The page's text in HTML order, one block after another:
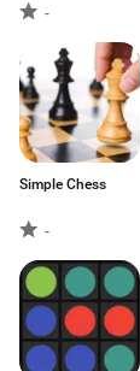
-
Simple Chess
-